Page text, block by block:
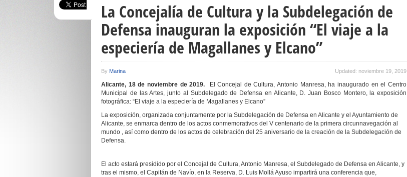
La Concejalía de Cultura y la Subdelegación de
Defensa inauguran la exposición “El viaje a la
especiería de Magallanes y Elcano”
By Marina Updated: noviembre 19, 2019
Alicante, 18 de noviembre de 2019.
El Concejal de Cultura, Antonio Manresa, ha inaugurado en el Centro
Municipal de las Artes, junto al Subdelegado de Defensa en Alicante, D. Juan Bosco Montero, la exposición
fotográfica: “El viaje a la especiería de Magallanes y Elcano”
La exposición, organizada conjuntamente por la Subdelegación de Defensa en Alicante y el Ayuntamiento de
Alicante, se enmarca dentro de los actos conmemorativos del V centenario de la primera circunnavegación al
mundo , así como dentro de los actos de celebración del 25 aniversario de la creación de la Subdelegación de
Defensa.
El acto estará presidido por el Concejal de Cultura, Antonio Manresa, el Subdelegado de Defensa en Alicante, y
tras el mismo, el Capitán de Navío, en la Reserva, D. Luis Mollá Ayuso impartirá una conferencia que,